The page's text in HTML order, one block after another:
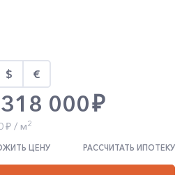
000
/ м2
ЦЕНУ РАССЧИТАТЬ ИПОТЕКУ